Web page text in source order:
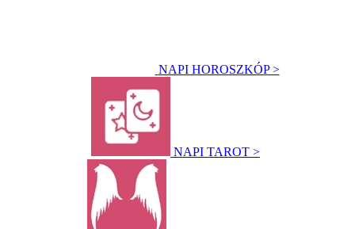
NAPI HOROSZKÓP >
NAPI TAROT >